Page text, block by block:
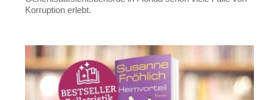
Korruption erlebt.